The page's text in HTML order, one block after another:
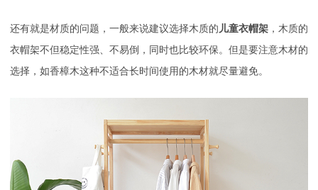
还有就是材质的问题，一般来说建议选择木质的 儿童衣帽架 ，木质的
衣帽架不但稳定性强、不易倒，同时也比较环保。但是要注意木材的
选择，如香樟木这种不适合长时间使用的木材就尽量避免。